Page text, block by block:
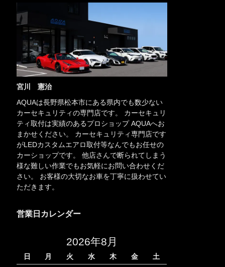
宮川 憲治
AQUAは長野県松本市にある県内でも数少ない
カーセキュリティの専門店です。 カーセキュリ
ティ取付は実績のあるプロショップ AQUAへお
まかせください。 カーセキュリティ専門店です
がLEDカスタムエアロ取付等なんでもお任せの
カーショップです。 他店さんで断られてしまう
様な難しい作業でもお気軽にお問い合わせくだ
さい。 お客様の大切なお車を丁寧に扱わせてい
ただきます。
営業日カレンダー
2026年8月
日 月 火 水 木 金
土